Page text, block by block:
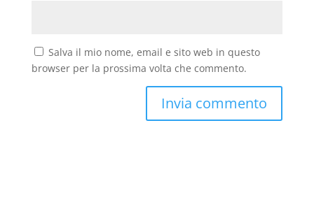
Salva il mio nome, email e sito web in questo
browser per la prossima volta che commento.